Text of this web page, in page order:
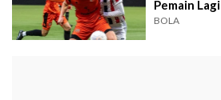
Pemain Lagi
BOLA